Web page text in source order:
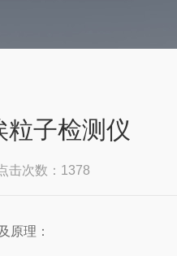
粒子检测仪
击次数：1378
理：